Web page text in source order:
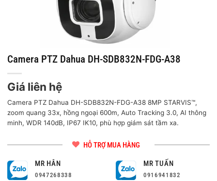
Camera PTZ Dahua DH-SDB832N-FDG-A38
Giá liên hệ
Camera PTZ Dahua DH-SDB832N-FDG-A38 8MP STARVIS™,
zoom quang 33x, hồng ngoại 600m, Auto Tracking 3.0, AI thông
minh, WDR 140dB, IP67 IK10, phù hợp giám sát tầm xa.
HỖ TRỢ MUA HÀNG
MR HÂN
0947268338
MR TUẤN
0916941832